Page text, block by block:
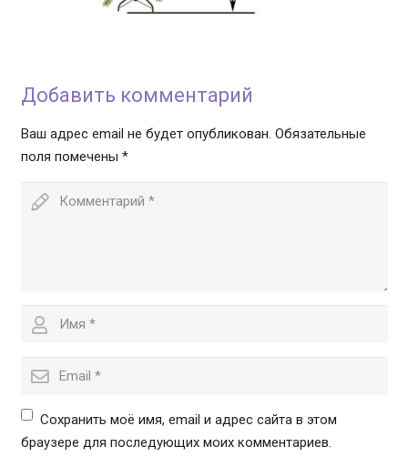
Добавить комментарий
Ваш адрес email не будет опубликован. Обязательные
поля помечены *
Сохранить моё имя, email и адрес сайта в этом
браузере для последующих моих комментариев.